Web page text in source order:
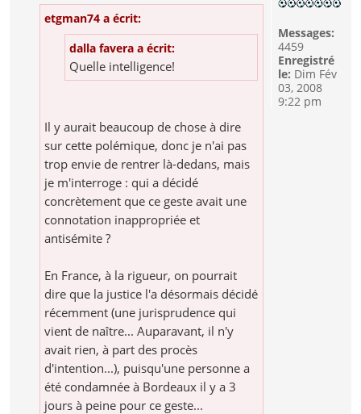
etgman74 a écrit:
dalla favera a écrit:
Quelle intelligence!
Il y aurait beaucoup de chose à dire
sur cette polémique, donc je n'ai pas
trop envie de rentrer là-dedans, mais
je m'interroge : qui a décidé
concrètement que ce geste avait une
connotation inappropriée et
antisémite ?
En France, à la rigueur, on pourrait
dire que la justice l'a désormais décidé
récemment (une jurisprudence qui
vient de naître... Auparavant, il n'y
avait rien, à part des procès
d'intention...), puisqu'une personne a
été condamnée à Bordeaux il y a 3
jours à peine pour ce geste...
Messages:
4459
Enregistré
le: Dim Fév
03, 2008
9:22 pm